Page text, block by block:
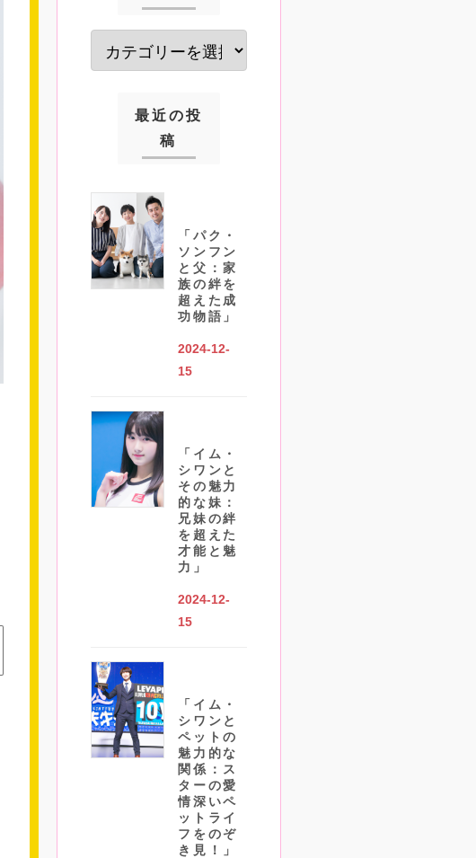
最近の投
稿
「パク・
ソンフン
と父：家
族の絆を
超えた成
功物語」
2024-12-
15
「イム・
シワンと
その魅力
的な妹：
兄妹の絆
を超えた
才能と魅
力」
2024-12-
15
「イム・
シワンと
ペットの
魅力的な
関係：ス
ターの愛
情深いペ
ットライ
フをのぞ
き見！」